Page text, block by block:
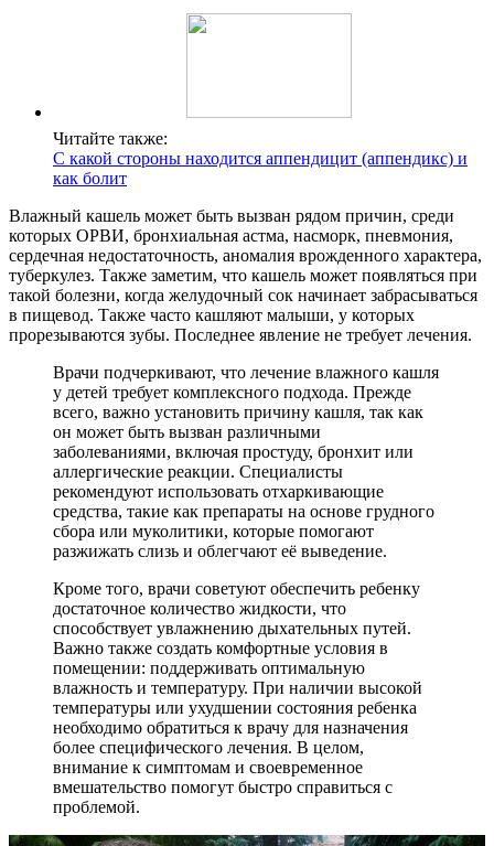
Читайте также:
С какой стороны находится аппендицит (аппендикс) и
как болит
Влажный кашель может быть вызван рядом причин, среди
которых ОРВИ, бронхиальная астма, насморк, пневмония,
сердечная недостаточность, аномалия врожденного характера,
туберкулез. Также заметим, что кашель может появляться при
такой болезни, когда желудочный сок начинает забрасываться
в пищевод. Также часто кашляют малыши, у которых
прорезываются зубы. Последнее явление не требует лечения.
Врачи подчеркивают, что лечение влажного кашля
у детей требует комплексного подхода. Прежде
всего, важно установить причину кашля, так как
он может быть вызван различными
заболеваниями, включая простуду, бронхит или
аллергические реакции. Специалисты
рекомендуют использовать отхаркивающие
средства, такие как препараты на основе грудного
сбора или муколитики, которые помогают
разжижать слизь и облегчают её выведение.
Кроме того, врачи советуют обеспечить ребенку
достаточное количество жидкости, что
способствует увлажнению дыхательных путей.
Важно также создать комфортные условия в
помещении: поддерживать оптимальную
влажность и температуру. При наличии высокой
температуры или ухудшении состояния ребенка
необходимо обратиться к врачу для назначения
более специфического лечения. В целом,
внимание к симптомам и своевременное
вмешательство помогут быстро справиться с
проблемой.